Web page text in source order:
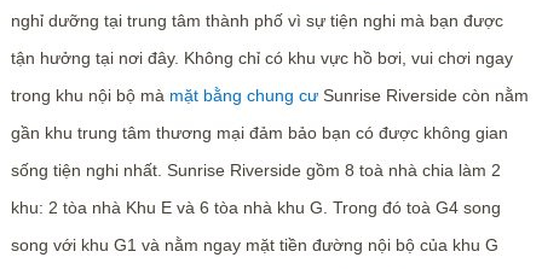
nghỉ dưỡng tại trung tâm thành phố vì sự tiện nghi mà bạn được
tận hưởng tại nơi đây. Không chỉ có khu vực hồ bơi, vui chơi ngay
trong khu nội bộ mà mặt bằng chung cưSunrise Riverside còn nằm
gần khu trung tâm thương mại đảm bảo bạn có được không gian
sống tiện nghi nhất. Sunrise Riverside gồm 8 toà nhà chia làm 2
khu: 2 tòa nhà Khu E và 6 tòa nhà khu G. Trong đó toà G4 song
song với khu G1 và nằm ngay mặt tiền đường nội bộ của khu G